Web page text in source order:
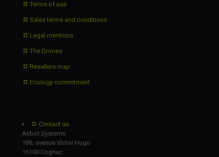
Terms of use
Sales terms and conditions
Legal mentions
The Drones
Resellers map
Ecology commitment
Contact us
Airbot Systems
188, avenue Victor Hugo
16100 Cognac